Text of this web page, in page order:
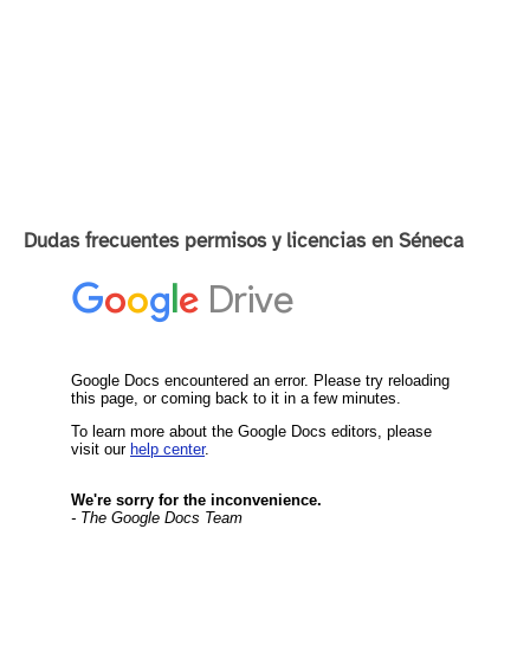
Dudas frecuentes permisos y licencias en Séneca